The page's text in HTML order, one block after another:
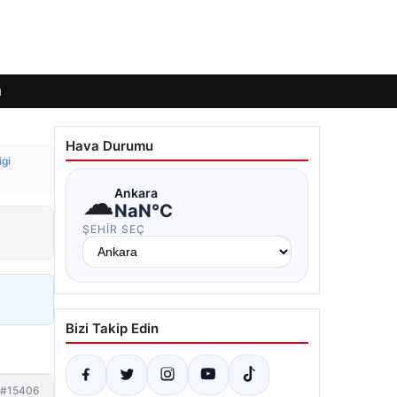
#15406
Hava Durumu
☁Ankara
NaN°C
ŞEHIR SEÇ
Bizi Takip Edin